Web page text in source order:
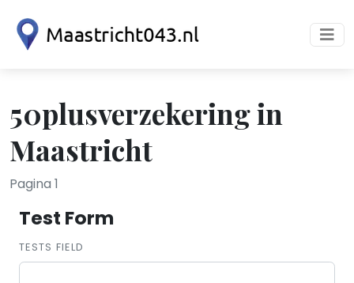
50plusverzekering in
Maastricht
Pagina 1
Test Form
TESTS FIELD